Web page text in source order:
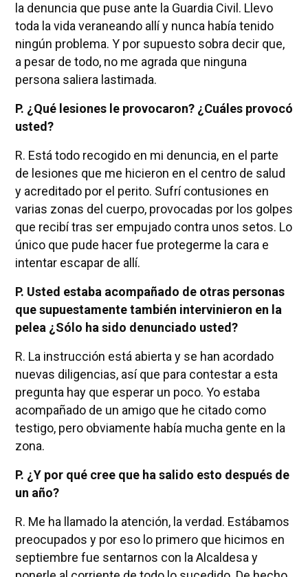
la denuncia que puse ante la Guardia Civil. Llevo
toda la vida veraneando allí y nunca había tenido
ningún problema. Y por supuesto sobra decir que,
a pesar de todo, no me agrada que ninguna
persona saliera lastimada.
P. ¿Qué lesiones le provocaron? ¿Cuáles provocó
usted?
R. Está todo recogido en mi denuncia, en el parte
de lesiones que me hicieron en el centro de salud
y acreditado por el perito. Sufrí contusiones en
varias zonas del cuerpo, provocadas por los golpes
que recibí tras ser empujado contra unos setos. Lo
único que pude hacer fue protegerme la cara e
intentar escapar de allí.
P. Usted estaba acompañado de otras personas
que supuestamente también intervinieron en la
pelea ¿Sólo ha sido denunciado usted?
R. La instrucción está abierta y se han acordado
nuevas diligencias, así que para contestar a esta
pregunta hay que esperar un poco. Yo estaba
acompañado de un amigo que he citado como
testigo, pero obviamente había mucha gente en la
zona.
P. ¿Y por qué cree que ha salido esto después de
un año?
R. Me ha llamado la atención, la verdad. Estábamos
preocupados y por eso lo primero que hicimos en
septiembre fue sentarnos con la Alcaldesa y